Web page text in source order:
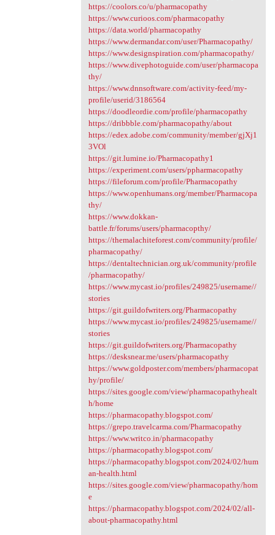
https://coolors.co/u/pharmacopathy
https://www.curioos.com/pharmacopathy
https://data.world/pharmacopathy
https://www.dermandar.com/user/Pharmacopathy/
https://www.designspiration.com/pharmacopathy/
https://www.divephotoguide.com/user/pharmacopa
thy/
https://www.dnnsoftware.com/activity-feed/my-
profile/userid/3186564
https://doodleordie.com/profile/pharmacopathy
https://dribbble.com/pharmacopathy/about
https://edex.adobe.com/community/member/gjXj1
3VOl
https://git.lumine.io/Pharmacopathy1
https://experiment.com/users/ppharmacopathy
https://fileforum.com/profile/Pharmacopathy
https://www.openhumans.org/member/Pharmacopa
thy/
https://www.dokkan-
battle.fr/forums/users/pharmacopthy/
https://themalachiteforest.com/community/profile/
pharmacopathy/
https://dentaltechnician.org.uk/community/profile
/pharmacopathy/
https://www.mycast.io/profiles/249825/username//
stories
https://git.guildofwriters.org/Pharmacopathy
https://www.mycast.io/profiles/249825/username//
stories
https://git.guildofwriters.org/Pharmacopathy
https://desksnear.me/users/pharmacopathy
https://www.goldposter.com/members/pharmacopat
hy/profile/
https://sites.google.com/view/pharmacopathyhealt
h/home
https://pharmacopathy.blogspot.com/
https://grepo.travelcarma.com/Pharmacopathy
https://www.writco.in/pharmacopathy
https://pharmacopathy.blogspot.com/
https://pharmacopathy.blogspot.com/2024/02/hum
an-health.html
https://sites.google.com/view/pharmacopathy/hom
e
https://pharmacopathy.blogspot.com/2024/02/all-
about-pharmacopathy.html